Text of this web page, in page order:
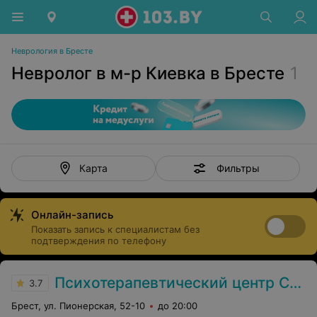
Неврология в Бресте
Невролог в м-р Киевка в Бресте 1
Карта Фильтры
Онлайн-запись
Показать запись к специалистам без
подтверждения по телефону
3.7 Психотерапевтический центр Сергея Шиманского
Брест, ул. Пионерская, 52-10 до 20:00